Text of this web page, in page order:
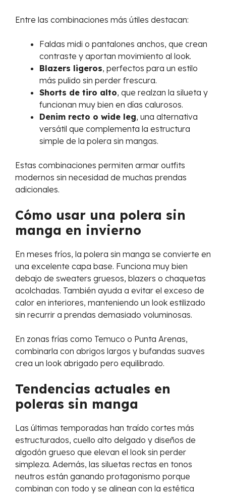
Entre las combinaciones más útiles destacan:
Faldas midi o pantalones anchos, que crean
contraste y aportan movimiento al look.
Blazers ligeros, perfectos para un estilo
más pulido sin perder frescura.
Shorts de tiro alto, que realzan la silueta y
funcionan muy bien en días calurosos.
Denim recto o wide leg, una alternativa
versátil que complementa la estructura
simple de la polera sin mangas.
Estas combinaciones permiten armar outfits
modernos sin necesidad de muchas prendas
adicionales.
Cómo usar una polera sin
manga en invierno
En meses fríos, la polera sin manga se convierte en
una excelente capa base. Funciona muy bien
debajo de sweaters gruesos, blazers o chaquetas
acolchadas. También ayuda a evitar el exceso de
calor en interiores, manteniendo un look estilizado
sin recurrir a prendas demasiado voluminosas.
En zonas frías como Temuco o Punta Arenas,
combinarla con abrigos largos y bufandas suaves
crea un look abrigado pero equilibrado.
Tendencias actuales en
poleras sin manga
Las últimas temporadas han traído cortes más
estructurados, cuello alto delgado y diseños de
algodón grueso que elevan el look sin perder
simpleza. Además, las siluetas rectas en tonos
neutros están ganando protagonismo porque
combinan con todo y se alinean con la estética